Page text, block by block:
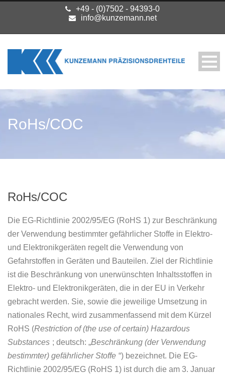
+49 - (0)7502 - 94393-0
info@kunzemann.net
RoHs/COC
RoHs/COC
Die EG-Richtlinie 2002/95/EG (RoHS 1) zur Beschränkung
der Verwendung bestimmter gefährlicher Stoffe in Elektro-
und Elektronikgeräten regelt die Verwendung von
Gefahrstoffen in Geräten und Bauteilen. Ziel der Richtlinie
ist die Beschränkung von unerwünschten Inhaltsstoffen in
Elektro- und Elektronikgeräten, die in der EU in Verkehr
gebracht werden. Sie, sowie die jeweilige Umsetzung in
nationales Recht, wird zusammenfassend mit dem Kürzel
RoHS (Restriction of (the use of certain) Hazardous
Substances ; deutsch: „Beschränkung (der Verwendung
bestimmter) gefährlicher Stoffe “) bezeichnet. Die EG-
Richtlinie 2002/95/EG (RoHS 1) ist durch die am 3. Januar